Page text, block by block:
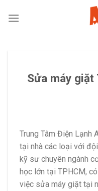
Sửa máy giặt
Trung Tâm Điện Lạnh
tại nhà các loại với
kỹ sư chuyên ngành
học lớn tại TPHCM,
việc sửa máy giặt tại